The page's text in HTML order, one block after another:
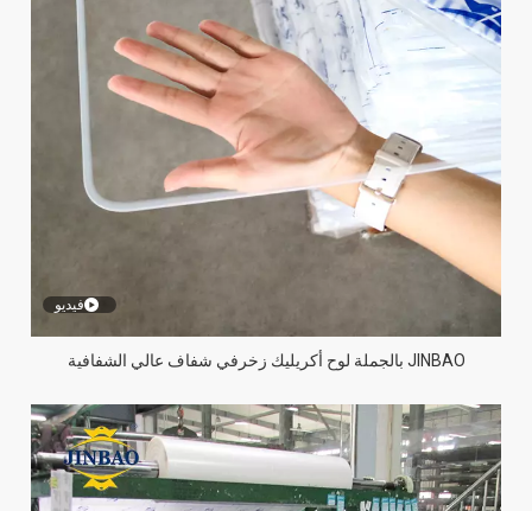
فيديو
JINBAO بالجملة لوح أكريليك زخرفي شفاف عالي الشفافية